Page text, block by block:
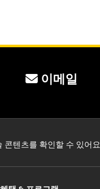
이메일
텐츠를 확인할 수 있어요